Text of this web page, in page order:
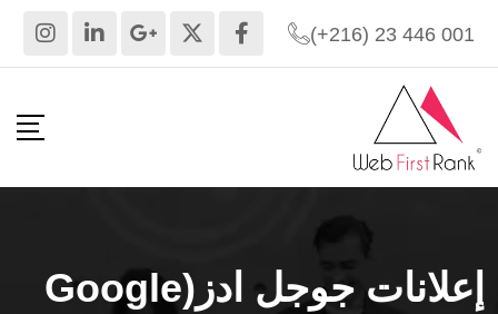
(+216) 23 446 001
إعلانات جوجل ادز(Google